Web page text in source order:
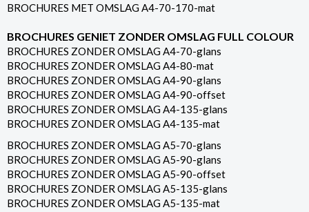
BROCHURES MET OMSLAG A4-70-170-mat
BROCHURES GENIET ZONDER OMSLAG FULL COLOUR
BROCHURES ZONDER OMSLAG A4-70-glans
BROCHURES ZONDER OMSLAG A4-80-mat
BROCHURES ZONDER OMSLAG A4-90-glans
BROCHURES ZONDER OMSLAG A4-90-offset
BROCHURES ZONDER OMSLAG A4-135-glans
BROCHURES ZONDER OMSLAG A4-135-mat
BROCHURES ZONDER OMSLAG A5-70-glans
BROCHURES ZONDER OMSLAG A5-90-glans
BROCHURES ZONDER OMSLAG A5-90-offset
BROCHURES ZONDER OMSLAG A5-135-glans
BROCHURES ZONDER OMSLAG A5-135-mat